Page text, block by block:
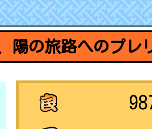
陽の旅路へのプレ